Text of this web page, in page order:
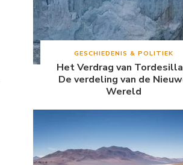
GESCHIEDENIS & POLITIEK
Het Verdrag van
De verdeling van de
Wereld